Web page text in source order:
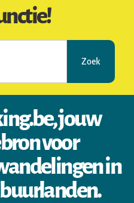
Zoek
jouw
voor
in